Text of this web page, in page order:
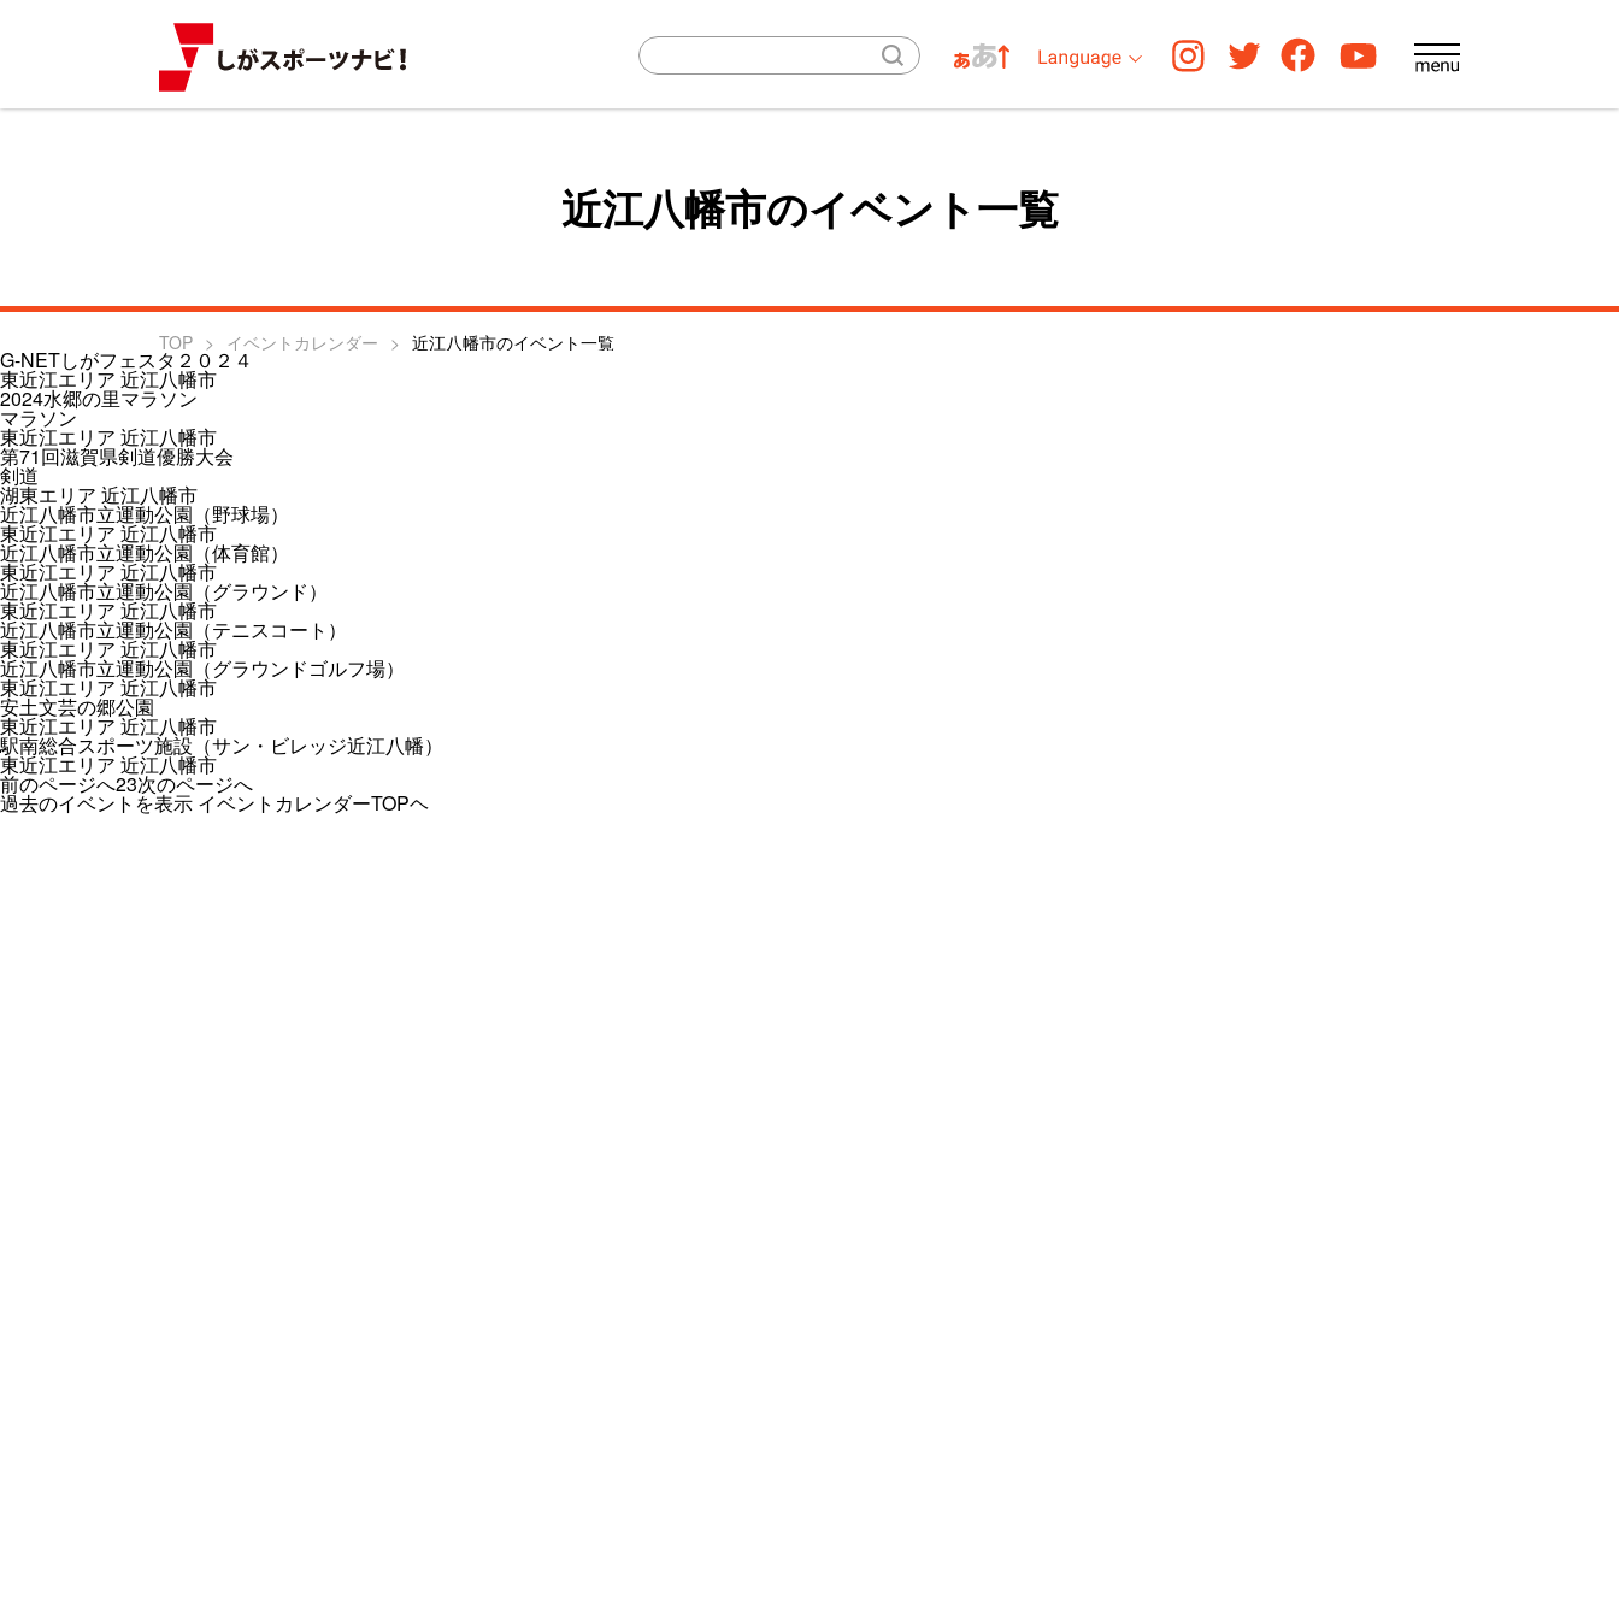
近江八幡市のイベント一覧
TOP イベントカレンダー 近江八幡市のイベント一覧
G-NETしがフェスタ２０２４
東近江エリア 近江八幡市
2024水郷の里マラソン
マラソン
東近江エリア 近江八幡市
第71回滋賀県剣道優勝大会
剣道
湖東エリア 近江八幡市
近江八幡市立運動公園（野球場）
東近江エリア 近江八幡市
近江八幡市立運動公園（体育館）
東近江エリア 近江八幡市
近江八幡市立運動公園（グラウンド）
東近江エリア 近江八幡市
近江八幡市立運動公園（テニスコート）
東近江エリア 近江八幡市
近江八幡市立運動公園（グラウンドゴルフ場）
東近江エリア 近江八幡市
安土文芸の郷公園
東近江エリア 近江八幡市
駅南総合スポーツ施設（サン・ビレッジ近江八幡）
東近江エリア 近江八幡市
前のページへ23次のページへ
過去のイベントを表示 イベントカレンダーTOPヘ